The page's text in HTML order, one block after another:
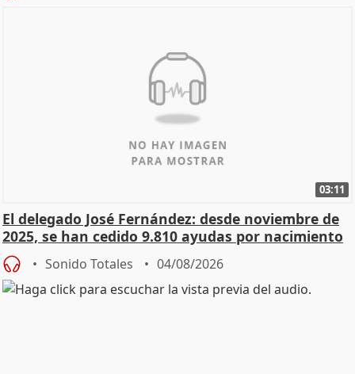
03:11
El delegado José Fernández: desde noviembre de
2025, se han cedido 9.810 ayudas por nacimiento
Sonido Totales 04/08/2026